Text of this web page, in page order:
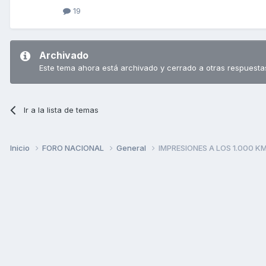
19
Archivado
Este tema ahora está archivado y cerrado a otras
Ir a la lista de temas
Inicio FORO NACIONAL General IMPRESIONES A LOS 1.000 KM